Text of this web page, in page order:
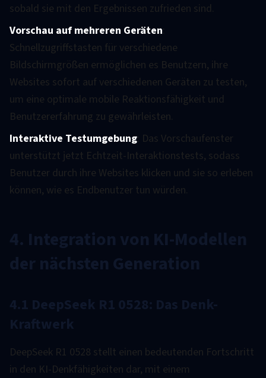
sobald sie mit den Ergebnissen zufrieden sind.
Vorschau auf mehreren Geräten:
Schnellzugriffstasten für verschiedene
Bildschirmgrößen ermöglichen es Benutzern, ihre
Websites sofort auf verschiedenen Geräten zu testen,
um eine optimale mobile Reaktionsfähigkeit und
Benutzererfahrung zu gewährleisten.
Interaktive Testumgebung: Das Vorschaufenster
unterstützt jetzt Echtzeit-Interaktionstests, sodass
Benutzer durch ihre Websites klicken und sie so erleben
können, wie es Endbenutzer tun würden.
4. Integration von KI-Modellen
der nächsten Generation
4.1 DeepSeek R1 0528: Das Denk-
Kraftwerk
DeepSeek R1 0528 stellt einen bedeutenden Fortschritt
in den KI-Denkfähigkeiten dar, mit einem